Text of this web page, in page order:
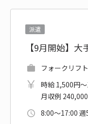
派遣
【9月開始】
フォークリフ
時給 1,500円
月収例
8:00～17:00